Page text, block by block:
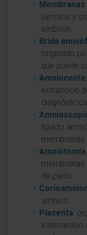
(amnios y
embrión.
Brida
originado
que puede
extracción
líquido
membranas
Amniotomía
membranas
de parto.
amnios.
Placenta:
intercambio